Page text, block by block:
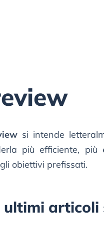
si intende
più efficiente, più
obiettivi prefissati.
ultimi articoli